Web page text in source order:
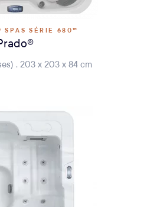
SPAS SÉRIE 680™
. 203 x 203 x 84 cm